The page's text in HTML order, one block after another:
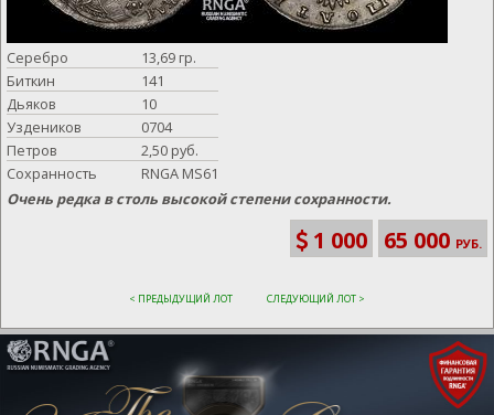
Серебро
13,69 гр.
Биткин
141
Дьяков
10
Уздеников
0704
Петров
2,50 руб.
Сохранность
RNGA MS61
Очень редка в столь высокой степени сохранности.
1 000 65 000 РУБ.
< ПРЕДЫДУЩИЙ ЛОТ СЛЕДУЮЩИЙ ЛОТ >